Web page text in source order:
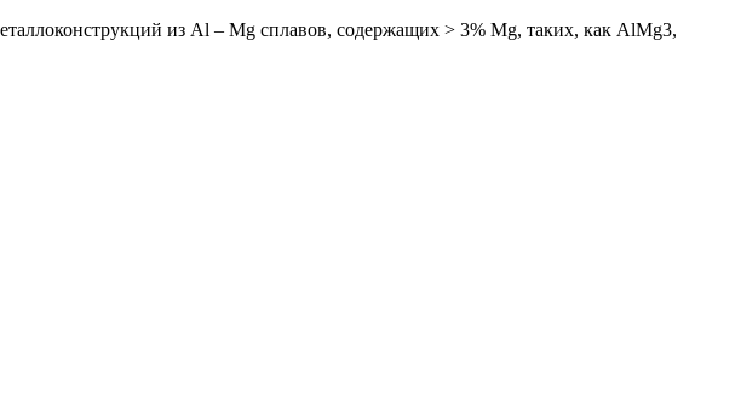
из Al – Mg сплавов, содержащих > 3% Mg, таких, как AlMg3,